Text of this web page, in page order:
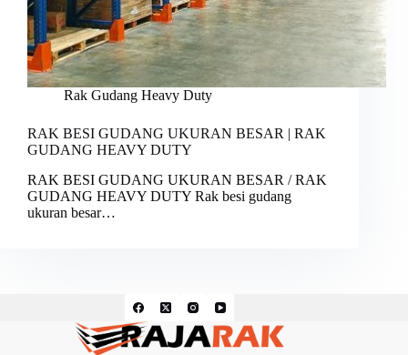
Rak Gudang Heavy Duty
RAK BESI GUDANG UKURAN BESAR | RAK
GUDANG HEAVY DUTY
RAK BESI GUDANG UKURAN BESAR / RAK
GUDANG HEAVY DUTY Rak besi gudang
ukuran besar…